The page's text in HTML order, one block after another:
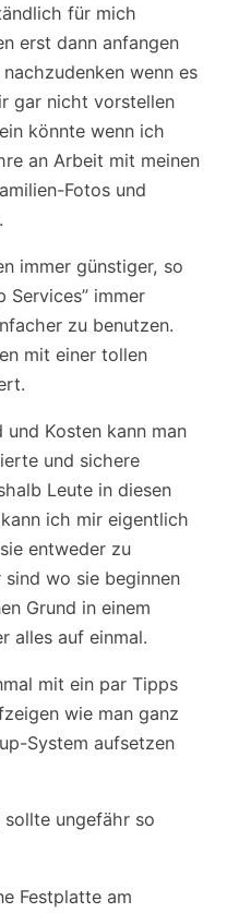
für mich
erst dann anfangen
wenn es
gar nicht vorstellen
könnte wenn ich
an Arbeit mit meinen
Fotos und
immer günstiger, so
Services” immer
zu benutzen.
mit einer tollen
Kosten kann man
und sichere
Leute in diesen
ich mir eigentlich
entweder zu
wo sie beginnen
Grund in einem
alles auf einmal.
mit ein par Tipps
wie man ganz
System aufsetzen
sollte ungefähr so
Festplatte am